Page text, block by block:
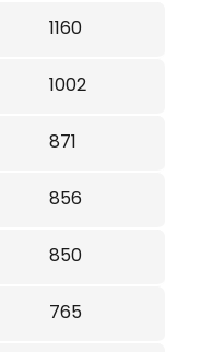
1160
1002
871
856
850
765